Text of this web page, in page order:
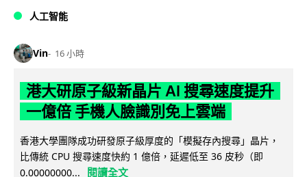
人工智能
Vin 16 小時
港大研原子級新晶片 AI 搜尋速度提升
一億倍 手機人臉識別免上雲端
香港大學團隊成功研發原子級厚度的「模擬存內搜尋」晶片，
比傳統 CPU 搜尋速度快約 1 億倍，延遲低至 36 皮秒（即
0.00000000...
閱讀全文